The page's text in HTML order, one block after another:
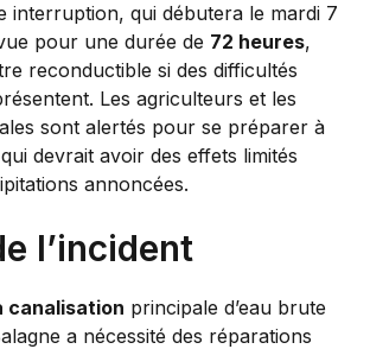
interruption, qui débutera le mardi 7
pour une durée de 72 heures,
reconductible si des difficultés
Les agriculteurs et les
sont alertés pour se préparer à
devrait avoir des effets limités
annoncées.
l’incident
canalisation principale d’eau brute
a nécessité des réparations